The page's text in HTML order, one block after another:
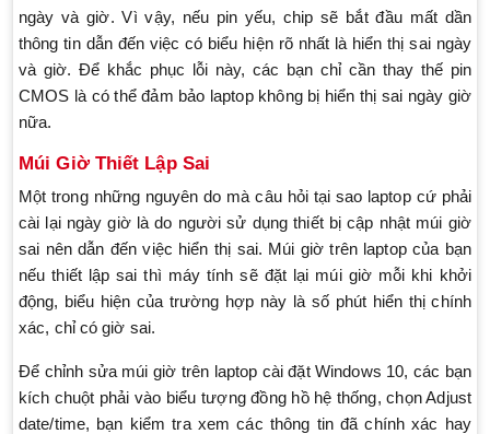
ngày và giờ. Vì vậy, nếu pin yếu, chip sẽ bắt đầu mất dần
thông tin dẫn đến việc có biểu hiện rõ nhất là hiển thị sai ngày
và giờ. Để khắc phục lỗi này, các bạn chỉ cần thay thế pin
CMOS là có thể đảm bảo laptop không bị hiển thị sai ngày giờ
nữa.
Múi Giờ Thiết Lập Sai
Một trong những nguyên do mà câu hỏi tại sao laptop cứ phải
cài lại ngày giờ là do người sử dụng thiết bị cập nhật múi giờ
sai nên dẫn đến việc hiển thị sai. Múi giờ trên laptop của bạn
nếu thiết lập sai thì máy tính sẽ đặt lại múi giờ mỗi khi khởi
động, biểu hiện của trường hợp này là số phút hiển thị chính
xác, chỉ có giờ sai.
Để chỉnh sửa múi giờ trên laptop cài đặt Windows 10, các bạn
kích chuột phải vào biểu tượng đồng hồ hệ thống, chọn Adjust
date/time, bạn kiểm tra xem các thông tin đã chính xác hay